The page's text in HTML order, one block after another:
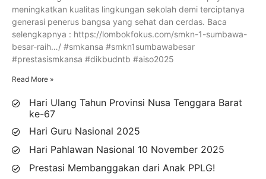
meningkatkan kualitas lingkungan sekolah demi terciptanya
generasi penerus bangsa yang sehat dan cerdas. Baca
selengkapnya : https://lombokfokus.com/smkn-1-sumbawa-
besar-raih…/ #smkansa #smkn1sumbawabesar
#prestasismkansa #dikbudntb #aiso2025
Read More »
Hari Ulang Tahun Provinsi Nusa Tenggara Barat
ke-67
Hari Guru Nasional 2025
Hari Pahlawan Nasional 10 November 2025
Prestasi Membanggakan dari Anak PPLG!